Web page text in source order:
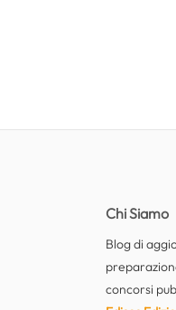
Chi Siamo
Blog di
concorsi